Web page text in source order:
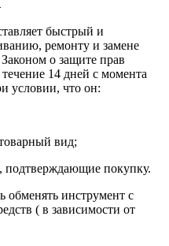
быстрый и
ремонту и замене
о защите прав
14 дней с момента
условии, что он:
вид;
подтверждающие покупку.
обменять инструмент с
( в зависимости от